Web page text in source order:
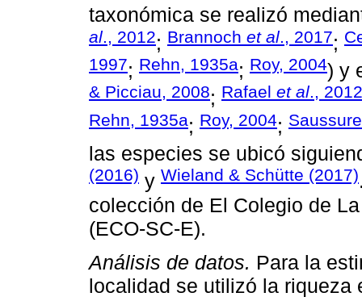
taxonómica se realizó
al., 2012; Brannoch et al., 2017;
1997; Rehn, 1935a; Roy, 2004) y
& Picciau, 2008; Rafael et al., 2012
Rehn, 1935a; Roy, 2004;
las especies se ubicó
(2016) y Wieland & Schütte (2017)
colección de El Colegio de
(ECO-SC-E).
Análisis de datos. Para la
localidad se utilizó la riqueza